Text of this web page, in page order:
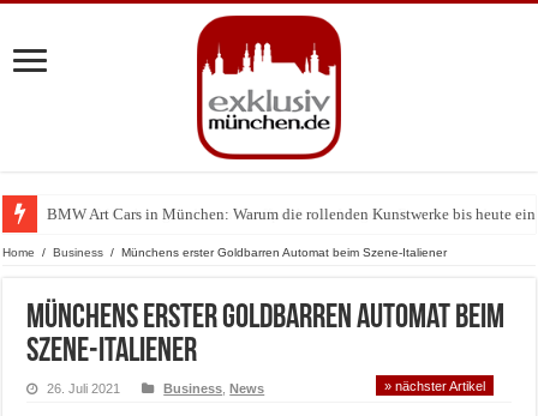
BMW Art Cars in München: Warum die rollenden Kunstwerke bis heute
Home / Business / Münchens erster Goldbarren Automat beim Szene-Italiener
Münchens erster Goldbarren Automat beim
Szene-Italiener
26. Juli 2021 Business ,News » nächster Artikel